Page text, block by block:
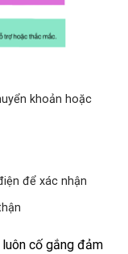
khoản hoặc
để xác nhận
cố gắng đảm